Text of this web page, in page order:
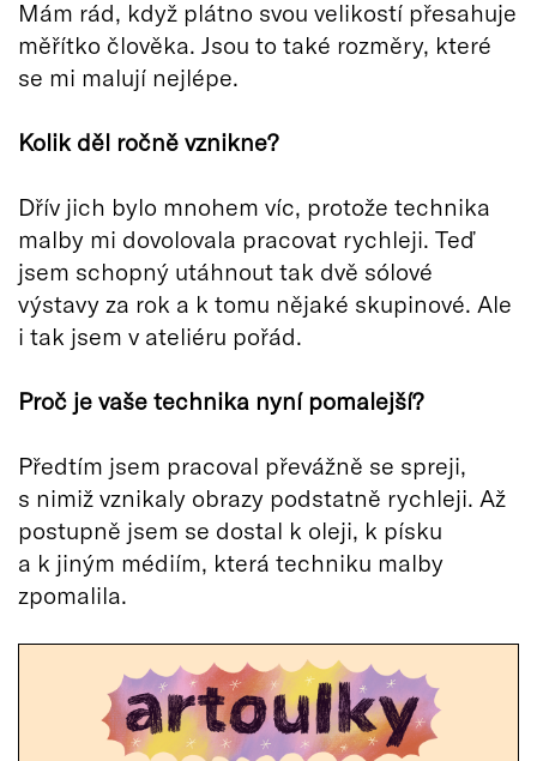
Mám rád, když plátno svou velikostí přesahuje
měřítko člověka. Jsou to také rozměry, které
se mi malují nejlépe.
Kolik děl ročně vznikne?
Dřív jich bylo mnohem víc, protože technika
malby mi dovolovala pracovat rychleji. Teď
jsem schopný utáhnout tak dvě sólové
výstavy za rok a k tomu nějaké skupinové. Ale
i tak jsem v ateliéru pořád.
Proč je vaše technika nyní pomalejší?
Předtím jsem pracoval převážně se spreji,
s nimiž vznikaly obrazy podstatně rychleji. Až
postupně jsem se dostal k oleji, k písku
a k jiným médiím, která techniku malby
zpomalila.